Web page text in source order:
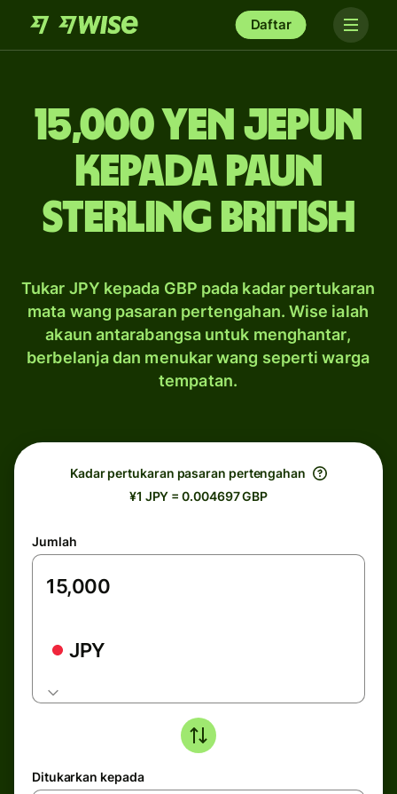
Daftar
15,000 yen Jepun
kepada paun
sterling British
Tukar JPY kepada GBP pada kadar pertukaran
mata wang pasaran pertengahan. Wise ialah
akaun antarabangsa untuk menghantar,
berbelanja dan menukar wang seperti warga
tempatan.
Kadar pertukaran pasaran pertengahan
¥1 JPY = 0.004697 GBP
Jumlah
JPY
Ditukarkan kepada